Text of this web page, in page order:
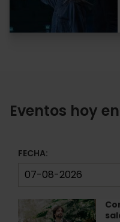
Eventos hoy
FECHA:
Conciertos